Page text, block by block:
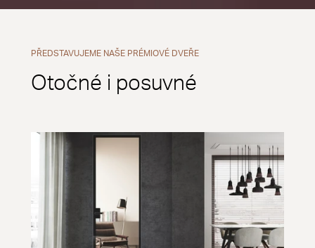
PŘEDSTAVUJEME NAŠE PRÉMIOVÉ DVEŘE
Otočné i posuvné